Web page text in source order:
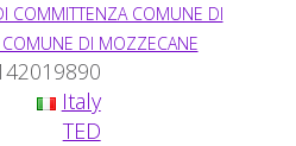
COMMITTENZA COMUNE DI
COMUNE DI MOZZECANE
Italy
TED